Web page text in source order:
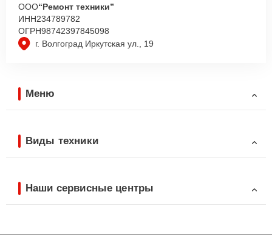
г. Волгоград Иркутская ул., 19
ООО“Ремонт техники”
ИНН234789782
ОГРН98742397845098
Меню
Виды техники
Наши сервисные центры